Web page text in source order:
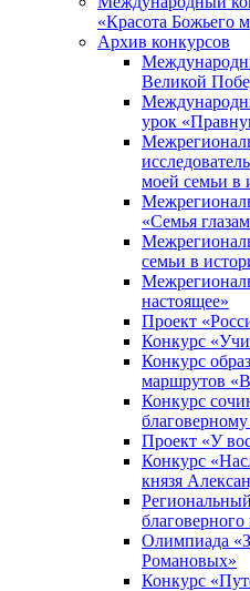
«Красота Божьего
Архив конкурсов
Великой
урок
моей семьи в
«Семья
семьи в
настоящее»
Проект
Конкурс
Конкурс
маршрутов
Конкурс
Проект «У
Конкурс
князя
Олимпиада
Романовых»
Конкурс